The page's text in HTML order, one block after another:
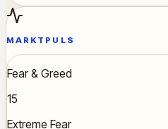
MARKTPULS
Fear & Greed
15
Extreme Fear